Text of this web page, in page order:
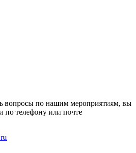
вопросы по нашим мероприятиям, вы
по телефону или почте